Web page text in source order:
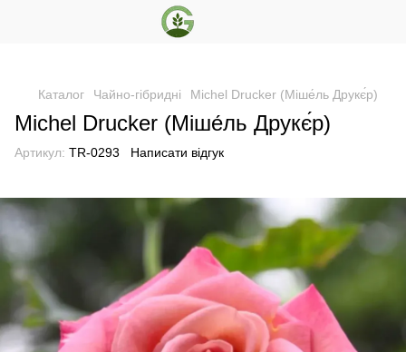
Каталог Чайно-гібридні Michel Drucker (Міше́ль Друкє́р)
Michel Drucker (Міше́ль Друкє́р)
Артикул: TR-0293 Написати відгук